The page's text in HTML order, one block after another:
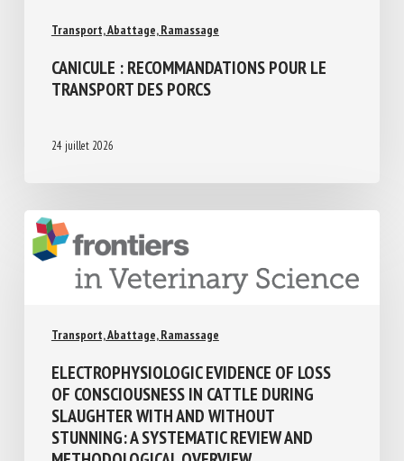
Transport, Abattage, Ramassage
CANICULE : RECOMMANDATIONS POUR LE
TRANSPORT DES PORCS
24 juillet 2026
ELECTROPHYSIOLOGIC EVIDENCE OF LOSS
OF CONSCIOUSNESS IN CATTLE DURING
SLAUGHTER WITH AND WITHOUT
STUNNING: A SYSTEMATIC REVIEW AND
METHODOLOGICAL OVERVIEW